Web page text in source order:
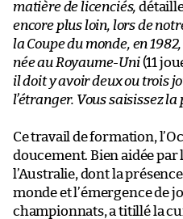
matière de licenciés,
encore plus loin, lors de
la Coupe du monde, en
née au Royaume-Uni(11
il doit y avoir deux ou trois
l’étranger. Vous saisissez la
Ce travail de formation,
doucement. Bien aidée par
l’Australie, dont la
monde et l’émergence de
championnats, a titillé la